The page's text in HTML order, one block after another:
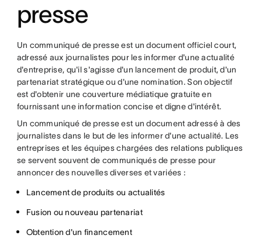
presse
Un communiqué de presse est un document officiel court,
adressé aux journalistes pour les informer d'une actualité
d'entreprise, qu'il s'agisse d'un lancement de produit, d'un
partenariat stratégique ou d'une nomination. Son objectif
est d'obtenir une couverture médiatique gratuite en
fournissant une information concise et digne d'intérêt.
Un communiqué de presse est un document adressé à des
journalistes dans le but de les informer d'une actualité. Les
entreprises et les équipes chargées des relations publiques
se servent souvent de communiqués de presse pour
annoncer des nouvelles diverses et variées :
Lancement de produits ou actualités
Fusion ou nouveau partenariat
Obtention d'un financement